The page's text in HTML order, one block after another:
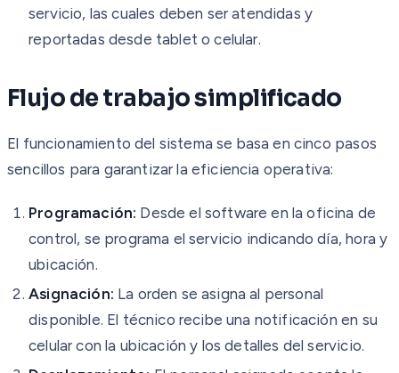
servicio, las cuales deben ser atendidas y
reportadas desde tablet o celular.
Flujo de trabajo simplificado
El funcionamiento del sistema se basa en cinco pasos
sencillos para garantizar la eficiencia operativa:
Programación: Desde el software en la oficina de
control, se programa el servicio indicando día, hora y
ubicación.
Asignación: La orden se asigna al personal
disponible. El técnico recibe una notificación en su
celular con la ubicación y los detalles del servicio.